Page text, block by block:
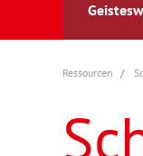
Archäologie
Berufs- und
Ressourcen